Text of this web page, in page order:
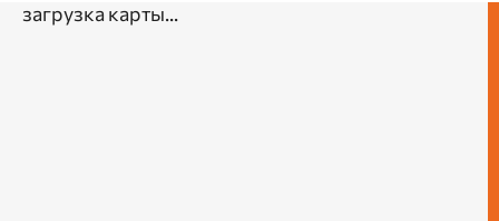
загрузка карты...